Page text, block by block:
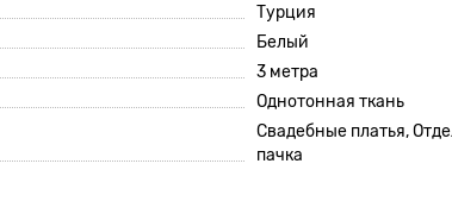
Турция
Белый
3 метра
Однотонная ткань
Свадебные платья,
пачка